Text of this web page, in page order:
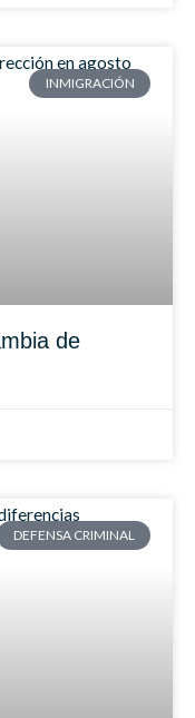
INMIGRACIÓN
de
DEFENSA CRIMINAL